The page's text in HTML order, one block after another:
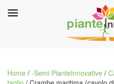
Home / -Semi PianteInnovative /